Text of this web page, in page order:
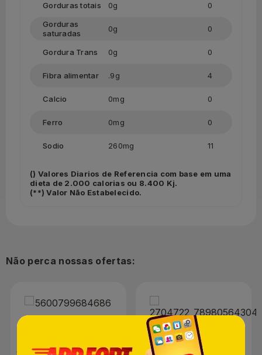
Gorduras totais 0g
0
Gorduras
saturadas
0g 0
Gordura Trans 0g 0
Fibra alimentar .9g 4
Calcio 0mg 0
Ferro 0mg 0
Sodio 260mg 11
() Valores Diarios de Referencia com base em uma
dieta de 2.000 calorias ou 8.400 Kj.
(**) Valor Não Estabelecido.
Não perca nossas ofertas: